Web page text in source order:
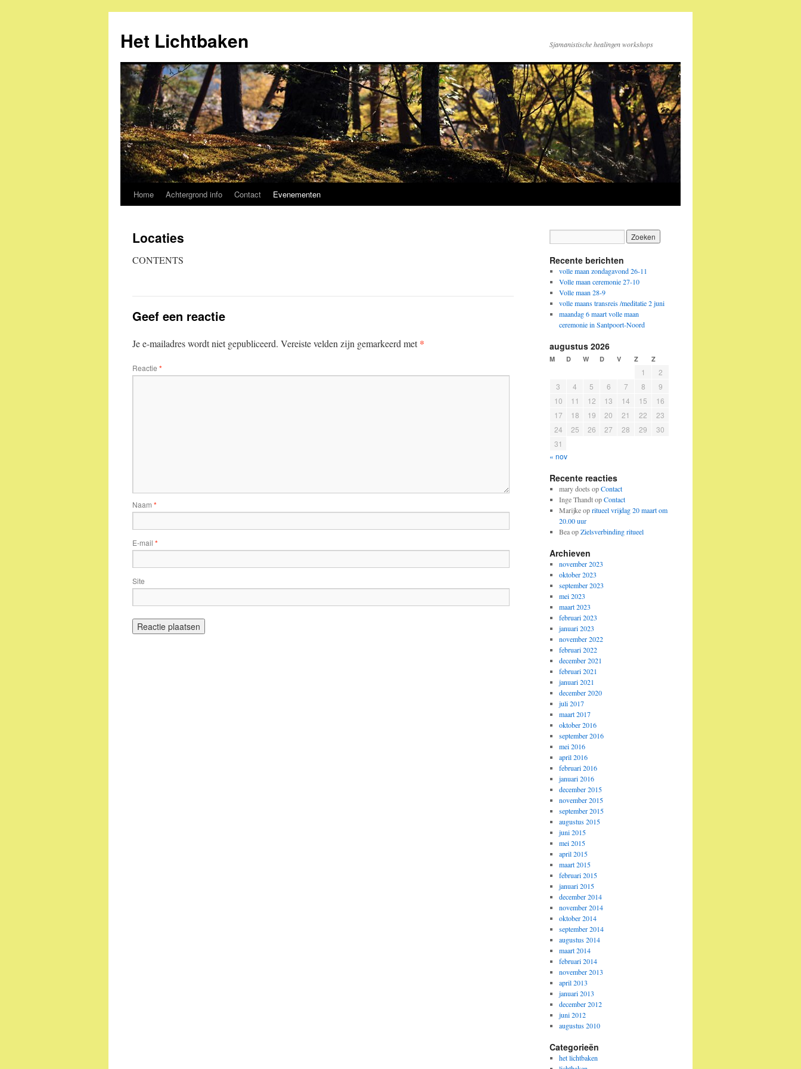
de
inhoud
Het Lichtbaken Sjamanistische healingen workshops
Home Achtergrond info Contact Evenementen
Locaties
CONTENTS
Geef een reactie
Je e-mailadres wordt niet gepubliceerd. Vereiste velden zijn gemarkeerd met*
Reactie *
Naam *
E-mail *
Site
Recente berichten
volle maan zondagavond 26-11
Volle maan ceremonie 27-10
Volle maan 28-9
volle maans transreis /meditatie 2 juni
maandag 6 maart volle maan
ceremonie in Santpoort-Noord
augustus 2026
M D W D V Z Z
1
2
3
4 5 6 7 8
9
10
11 12 13 14 15
16
17
18 19 20 21 22
23
24
25 26 27 28 29
30
31
« nov
Recente reacties
mary doets opContact
Inge ThandtopContact
Marijkeopritueel vrijdag 20 maart om
20.00 uur
BeaopZielsverbinding ritueel
Archieven
november 2023
oktober 2023
september 2023
mei 2023
maart 2023
februari 2023
januari 2023
november 2022
februari 2022
december 2021
februari 2021
januari 2021
december 2020
juli 2017
maart 2017
oktober 2016
september 2016
mei 2016
april 2016
februari 2016
januari 2016
december 2015
november 2015
september 2015
augustus 2015
juni 2015
mei 2015
april 2015
maart 2015
februari 2015
januari 2015
december 2014
november 2014
oktober 2014
september 2014
augustus 2014
maart 2014
februari 2014
november 2013
april 2013
januari 2013
december 2012
juni 2012
augustus 2010
Categorieën
het lichtbaken